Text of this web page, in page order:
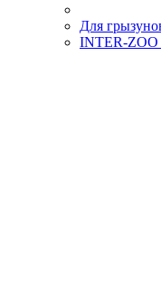
Для
INTER-ZOO